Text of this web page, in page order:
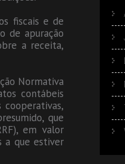
fiscais e de
de apuração
a receita,
Normativa
contábeis
cooperativas,
que
em valor
a que estiver